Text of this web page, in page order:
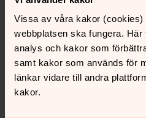
Vissa av våra kakor (cookies)
webbplatsen ska fungera.
analys och kakor som
samt kakor som används för
länkar vidare till andra
kakor.
Randa Shamoon
Ekonom, servicebyrån,
Direkt: 0155-75114
E-post: